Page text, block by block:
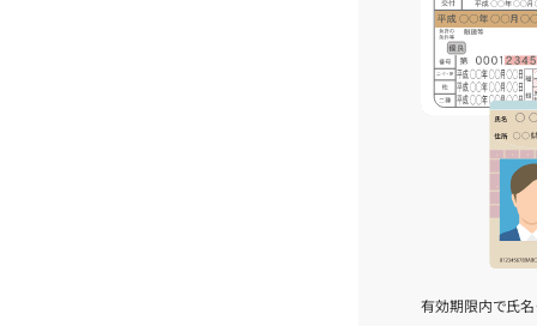
有効期限内で氏名